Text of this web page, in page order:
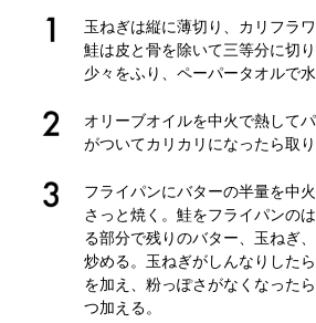
玉ねぎは縦に薄切り、カリフラ
鮭は皮と骨を除いて三等分に切
少々をふり、ペーパータオルで水
オリーブオイルを中火で熱して
がついてカリカリになったら取り
フライパンにバターの半量を中
さっと焼く。鮭をフライパンの
る部分で残りのバター、玉ねぎ
炒める。玉ねぎがしんなりした
を加え、粉っぽさがなくなった
つ加える。